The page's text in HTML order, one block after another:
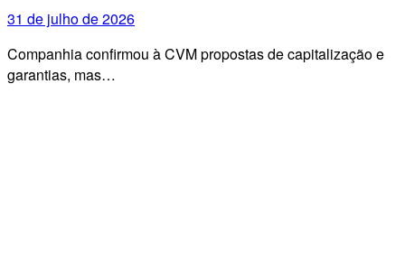
31 de julho de 2026
Companhia confirmou à CVM propostas de capitalização e
garantias, mas…